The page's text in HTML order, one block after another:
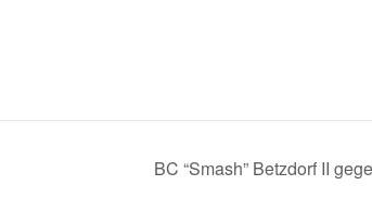
BC “Smash” Betzdorf II